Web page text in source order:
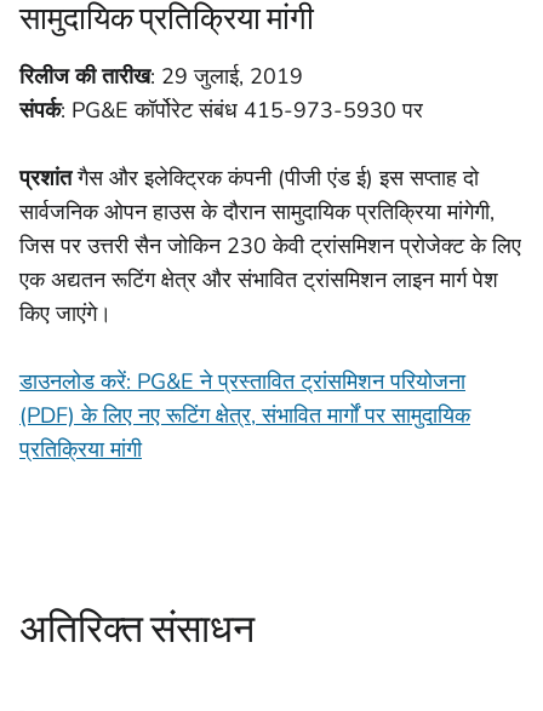
सामुदायिक प्रतिक्रिया मांगी
रिलीज की तारीख: 29 जुलाई, 2019
संपर्क: PG&E कॉर्पोरेट संबंध 415-973-5930 पर
प्रशांतगैस और इलेक्ट्रिक कंपनी (पीजी एंड ई) इस सप्ताह दो
सार्वजनिक ओपन हाउस के दौरान सामुदायिक प्रतिक्रिया मांगेगी,
जिस पर उत्तरी सैन जोकिन 230 केवी ट्रांसमिशन प्रोजेक्ट के लिए
एक अद्यतन रूटिंग क्षेत्र और संभावित ट्रांसमिशन लाइन मार्ग पेश
किए जाएंगे।
डाउनलोड करें: PG&E ने प्रस्तावित ट्रांसमिशन परियोजना
(PDF) के लिए नए रूटिंग क्षेत्र, संभावित मार्गों पर सामुदायिक
प्रतिक्रिया मांगी
अतिरिक्त संसाधन